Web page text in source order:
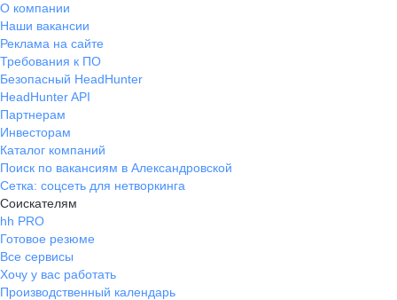
О компании
Наши вакансии
Реклама на сайте
Требования к ПО
Безопасный HeadHunter
HeadHunter API
Партнерам
Инвесторам
Каталог компаний
Поиск по вакансиям в Александровской
Сетка: соцсеть для нетворкинга
Соискателям
hh PRO
Готовое резюме
Все сервисы
Хочу у вас работать
Производственный календарь